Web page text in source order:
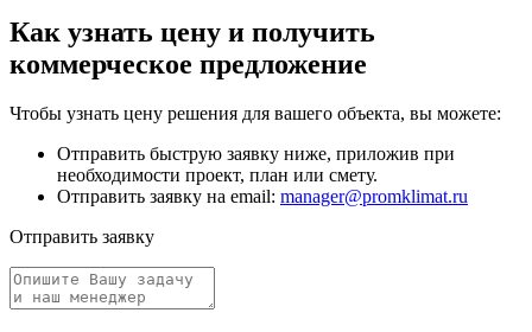
Как узнать цену и получить
коммерческое предложение
Чтобы узнать цену решения для вашего объекта, вы можете:
Отправить быструю заявку ниже, приложив при
необходимости проект, план или смету.
Отправить заявку на email: manager@promklimat.ru
Отправить заявку